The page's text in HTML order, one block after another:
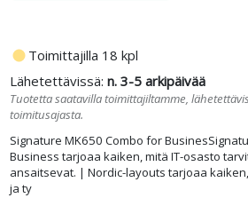
Signature MK650 Combo for
Business tarjoaa kaiken, mitä IT-osasto
ansaitsevat. | Nordic-layouts tarjoaa
ja ty
fiber_manual_record Toimittajilla 18 kpl
Lähetettävissä:n. 3-5 arkipäivää
Tuotetta saatavilla toimittajiltamme,
toimitusajasta.